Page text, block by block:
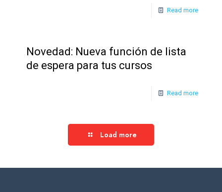
Read more
Novedad: Nueva función de lista
de espera para tus cursos
Read more
Load more